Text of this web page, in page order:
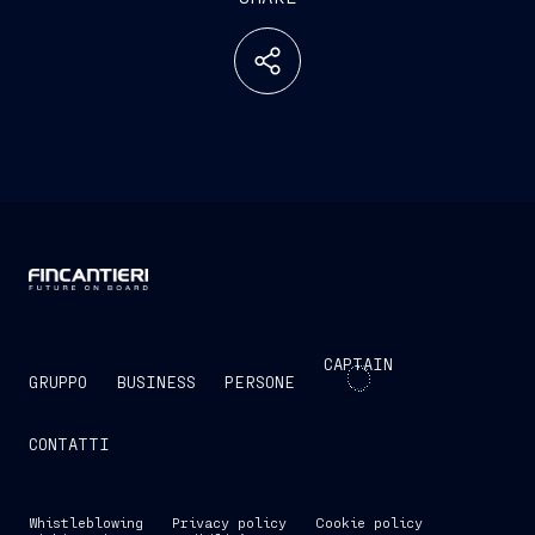
GRUPPO BUSINESS PERSONE
CAPTAIN
CONTATTI
Whistleblowing Privacy policy
Cookie policy